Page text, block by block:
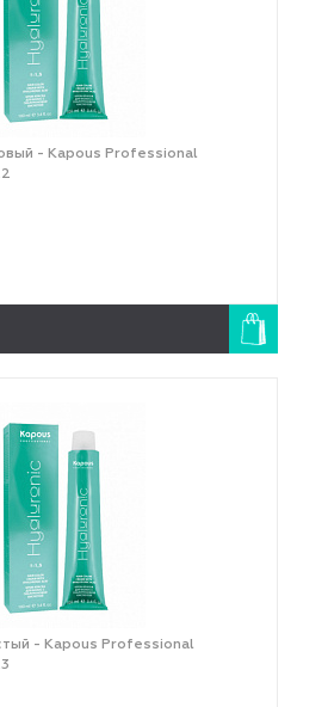
- Kapous Professional
- Kapous Professional